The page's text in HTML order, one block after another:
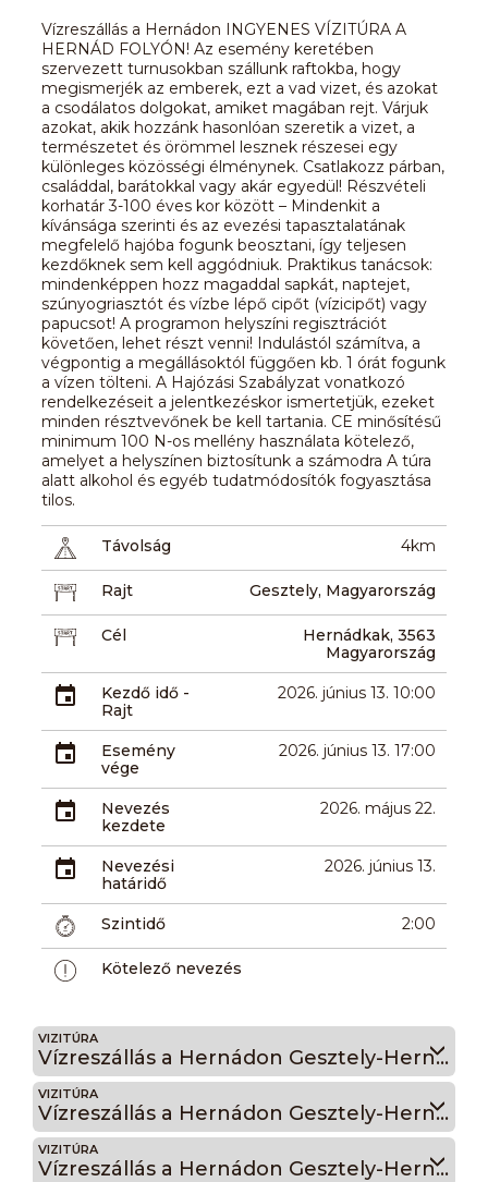
Vízreszállás a Hernádon INGYENES VÍZITÚRA A
HERNÁD FOLYÓN! Az esemény keretében
szervezett turnusokban szállunk raftokba, hogy
megismerjék az emberek, ezt a vad vizet, és azokat
a csodálatos dolgokat, amiket magában rejt. Várjuk
azokat, akik hozzánk hasonlóan szeretik a vizet, a
természetet és örömmel lesznek részesei egy
különleges közösségi élménynek. Csatlakozz párban,
családdal, barátokkal vagy akár egyedül! Részvételi
korhatár 3-100 éves kor között – Mindenkit a
kívánsága szerinti és az evezési tapasztalatának
megfelelő hajóba fogunk beosztani, így teljesen
kezdőknek sem kell aggódniuk. Praktikus tanácsok:
mindenképpen hozz magaddal sapkát, naptejet,
szúnyogriasztót és vízbe lépő cipőt (vízicipőt) vagy
papucsot! A programon helyszíni regisztrációt
követően, lehet részt venni! Indulástól számítva, a
végpontig a megállásoktól függően kb. 1 órát fogunk
a vízen tölteni. A Hajózási Szabályzat vonatkozó
rendelkezéseit a jelentkezéskor ismertetjük, ezeket
minden résztvevőnek be kell tartania. CE minősítésű
minimum 100 N-os mellény használata kötelező,
amelyet a helyszínen biztosítunk a számodra A túra
alatt alkohol és egyéb tudatmódosítók fogyasztása
tilos.
Távolság 4km
Rajt Gesztely, Magyarország
Cél
Hernádkak, 3563
Magyarország
Kezdő idő -
Rajt
2026. június 13. 10:00
Esemény
vége
2026. június 13. 17:00
Nevezés
kezdete
2026. május 22.
Nevezési
határidő
2026. június 13.
Szintidő 2:00
Kötelező nevezés
VIZITÚRA
Vízreszállás a Hernádon Gesztely-Hernádkak 12:00
VIZITÚRA
Vízreszállás a Hernádon Gesztely-Hernádkak 14:00
VIZITÚRA
Vízreszállás a Hernádon Gesztely-Hernádkak 16:00